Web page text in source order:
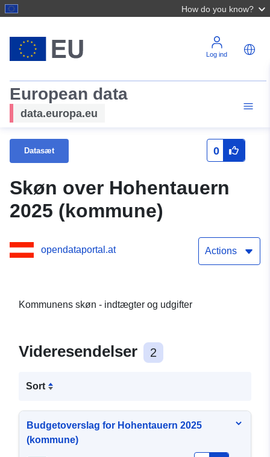
How do you know?
Log ind
European data
data.europa.eu
Datasæt 0
Skøn over Hohentauern
2025 (kommune)
opendataportal.at Actions
Kommunens skøn - indtægter og udgifter
Videresendelser 2
Sort
Budgetoverslag for Hohentauern 2025
(kommune)